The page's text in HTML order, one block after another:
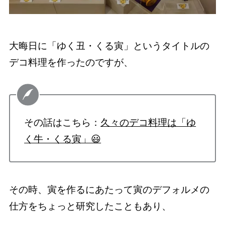
大晦日に「ゆく丑・くる寅」というタイトルの
デコ料理を作ったのですが、
その話はこちら： 久々のデコ料理は「ゆ
く牛・くる寅」😃
その時、寅を作るにあたって寅のデフォルメの
仕方をちょっと研究したこともあり、